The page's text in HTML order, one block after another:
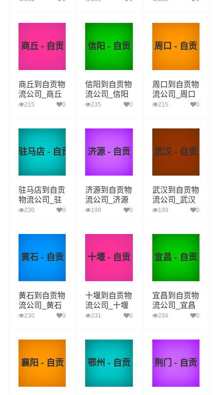
商丘 - 自贡
商丘到自贡物
流公司_商丘
到自贡货运_
215 0
信阳 - 自贡
信阳到自贡物
流公司_信阳
到自贡货运_
235 0
周口 - 自贡
周口到自贡物
流公司_周口
到自贡货运_
215 0
驻马店 - 自贡
驻马店到自贡
物流公司_驻
马店到自贡货
230 0
济源 - 自贡
济源到自贡物
流公司_济源
到自贡货运_
198 0
武汉 - 自贡
武汉到自贡物
流公司_武汉
到自贡货运_
199 0
黄石 - 自贡
黄石到自贡物
流公司_黄石
到自贡货运_
230 0
十堰 - 自贡
十堰到自贡物
流公司_十堰
到自贡货运_
231 0
宜昌 - 自贡
宜昌到自贡物
流公司_宜昌
到自贡货运_
234 0
襄阳 - 自贡 鄂州 - 自贡 荆门 - 自贡